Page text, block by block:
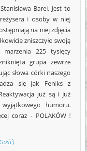
Barei. Jest to
i osoby w niej
na niej zdjęcia
zniszczyło swoją
marzenia 225 tysięcy
grupa zewrze
słowa córki naszego
się jak Feniks z
już są i już
humoru.
coraz - POLAKÓW !